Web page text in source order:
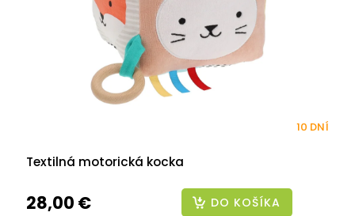
Textilná motorická kocka
10 DNÍ
28,00 € DO KOŠÍKA